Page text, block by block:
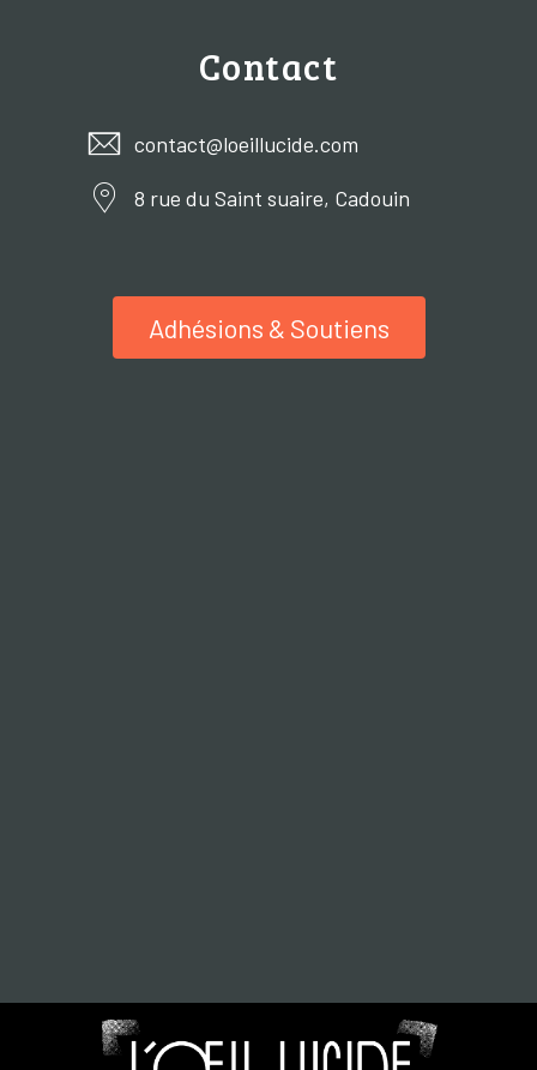
Contact
contact@loeillucide.com
8 rue du Saint suaire, Cadouin
Adhésions & Soutiens